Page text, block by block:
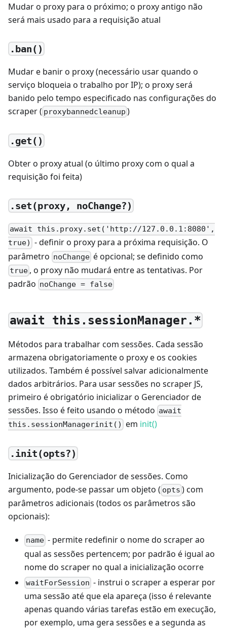
Mudar o proxy para o próximo; o proxy antigo não
será mais usado para a requisição atual
.ban()
Mudar e banir o proxy (necessário usar quando o
serviço bloqueia o trabalho por IP); o proxy será
banido pelo tempo especificado nas configurações do
scraper ( proxybannedcleanup )
.get()
Obter o proxy atual (o último proxy com o qual a
requisição foi feita)
.set(proxy, noChange?)
await this.proxy.set('http://127.0.0.1:8080',
true) - definir o proxy para a próxima requisição. O
parâmetro noChange é opcional; se definido como
true , o proxy não mudará entre as tentativas. Por
padrão noChange = false
await this.sessionManager.*
Métodos para trabalhar com sessões. Cada sessão
armazena obrigatoriamente o proxy e os cookies
utilizados. Também é possível salvar adicionalmente
dados arbitrários. Para usar sessões no scraper JS,
primeiro é obrigatório inicializar o Gerenciador de
sessões. Isso é feito usando o método await
this.sessionManagerinit() em init()
.init(opts?)
Inicialização do Gerenciador de sessões. Como
argumento, pode-se passar um objeto ( opts ) com
parâmetros adicionais (todos os parâmetros são
opcionais):
name - permite redefinir o nome do scraper ao
qual as sessões pertencem; por padrão é igual ao
nome do scraper no qual a inicialização ocorre
waitForSession - instrui o scraper a esperar por
uma sessão até que ela apareça (isso é relevante
apenas quando várias tarefas estão em execução,
por exemplo, uma gera sessões e a segunda as